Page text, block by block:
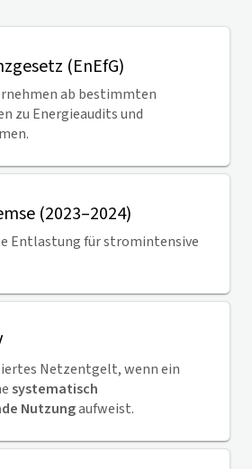
(EnEfG)
ab bestimmten
zu Energieaudits und
(2023–2024)
Entlastung für stromintensive
Netzentgelt, wenn ein
systematisch
Nutzungaufweist.